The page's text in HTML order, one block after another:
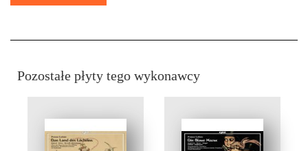
Pozostałe płyty tego wykonawcy